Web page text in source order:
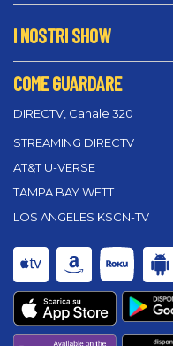
I NOSTRI SHOW
COME GUARDARE
DIRECTV, Canale 320
STREAMING DIRECTV
AT&T U-VERSE
TAMPA BAY WFTT
LOS ANGELES KSCN-TV